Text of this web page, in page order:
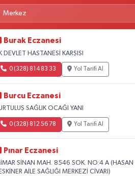
Burak Eczanesi
DEVLET HASTANESİ KARŞISI
0 (328) 814 83 33 Yol Tarifi Al
Burcu Eczanesi
SAĞLIK OCAĞI YANI
0 (328) 812 56 78 Yol Tarifi Al
Pınar Eczanesi
SİNAN MAH. 8546 SOK. NO:4 A (HASAN
AİLE SAĞLIĞI MERKEZİ CİVARI)